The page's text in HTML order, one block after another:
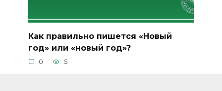
Как правильно пишется «Новый
год» или «новый год»?
0 5